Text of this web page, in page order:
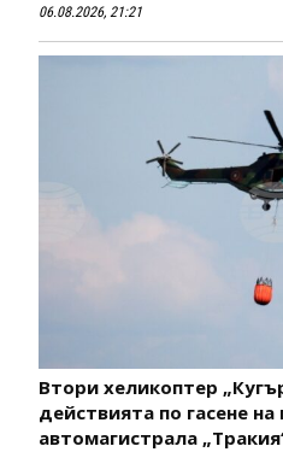
06.08.2026, 21:21
Втори хеликоптер
действията по гасене
автомагистрала